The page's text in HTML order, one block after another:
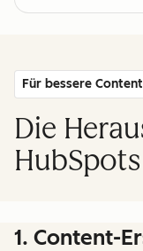
Für bessere
Die
1. Content-